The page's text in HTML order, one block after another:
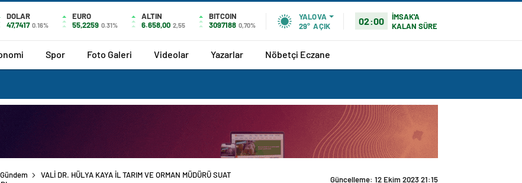
DOLAR
47,7417 0.16%
EURO
55,2259 0.31%
ALTIN
6.658,00 2,55
BITCOIN
3097188 0,70%
YALOVA
29° AÇIK 02:00
İMSAK'A
KALAN SÜRE
Spor Foto Galeri Videolar Yazarlar Nöbetçi Eczane
Gündem
VALİ DR. HÜLYA KAYA İL TARIM VE ORMAN MÜDÜRÜ SUAT PARILDAR’LA BİRLİKTE ORGANİK MİDYE HASADINA